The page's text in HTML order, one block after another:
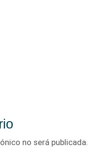
no será publicada.